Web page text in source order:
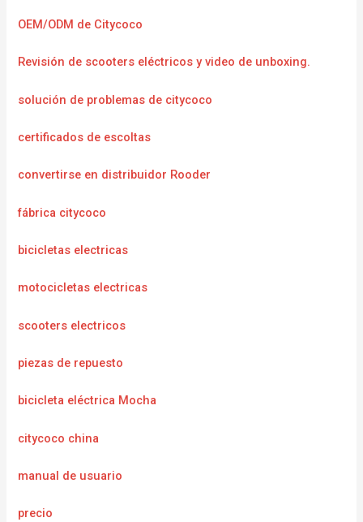
OEM/ODM de Citycoco
Revisión de scooters eléctricos y video de unboxing.
solución de problemas de citycoco
certificados de escoltas
convertirse en distribuidor Rooder
fábrica citycoco
bicicletas electricas
motocicletas electricas
scooters electricos
piezas de repuesto
bicicleta eléctrica Mocha
citycoco china
manual de usuario
precio